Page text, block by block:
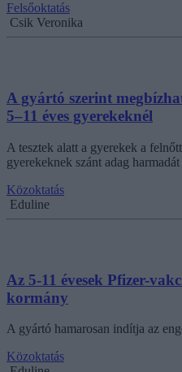
Felsőoktatás
Csik Veronika
A gyártó szerint
5–11 éves gyerekeknél
A tesztek alatt a gyerekek a
gyerekeknek szánt adag
Közoktatás
Eduline
Az 5-11 évesek Pfizer-
kormány
A gyártó hamarosan indítja az
Közoktatás